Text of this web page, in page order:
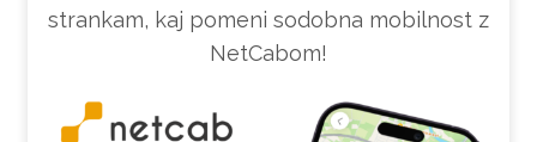
strankam, kaj pomeni sodobna mobilnost z
NetCabom!